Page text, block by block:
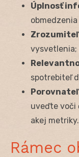
Úplnosť
vysvetlenia;
spotrebiteľ
uveďte voči
akej metriky.
Rámec